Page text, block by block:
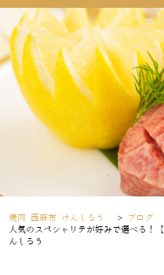
焼肉 西麻布 けんしろう > ブログ
人気のスペシャリテが好みで選べる！
んしろう